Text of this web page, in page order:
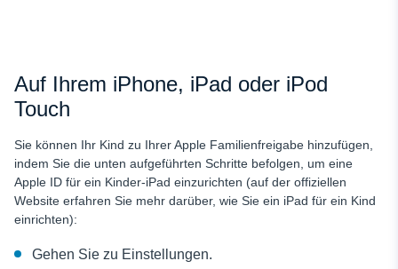
Auf Ihrem iPhone, iPad oder iPod
Touch
Sie können Ihr Kind zu Ihrer Apple Familienfreigabe hinzufügen,
indem Sie die unten aufgeführten Schritte befolgen, um eine
Apple ID für ein Kinder-iPad einzurichten (auf der offiziellen
Website erfahren Sie mehr darüber, wie Sie ein iPad für ein Kind
einrichten):
Gehen Sie zu Einstellungen.